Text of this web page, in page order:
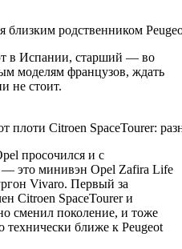
близким родственником
в Испании, старший — во
моделям французов, ждать
не стоит.
плоти Citroen SpaceTourer:
просочился и с
это минивэн Opel Zafira Life
Vivaro. Первый за
Citroen SpaceTourer и
сменил поколение, и тоже
технически ближе к Peugeot